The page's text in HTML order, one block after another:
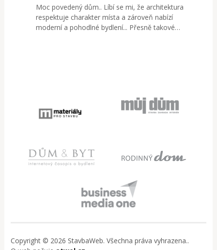
Moc povedený dům.. Líbí se mi, že architektura
respektuje charakter místa a zároveň nabízí
moderní a pohodlné bydlení... Přesně takové…
Copyright © 2026 StavbaWeb. Všechna práva vyhrazena..